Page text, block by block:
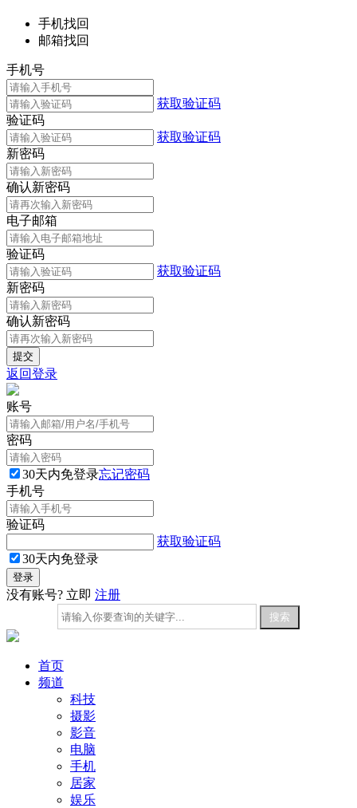
手机找回
邮箱找回
手机号
获取验证码
验证码
获取验证码
新密码
确认新密码
电子邮箱
验证码
获取验证码
新密码
确认新密码
返回登录
账号
密码
30天内免登录忘记密码
手机号
验证码
获取验证码
30天内免登录
没有账号? 立即 注册
首页
频道
科技
摄影
影音
电脑
手机
居家
娱乐